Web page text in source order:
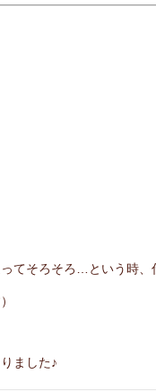
てそろそろ…という時、
ました♪